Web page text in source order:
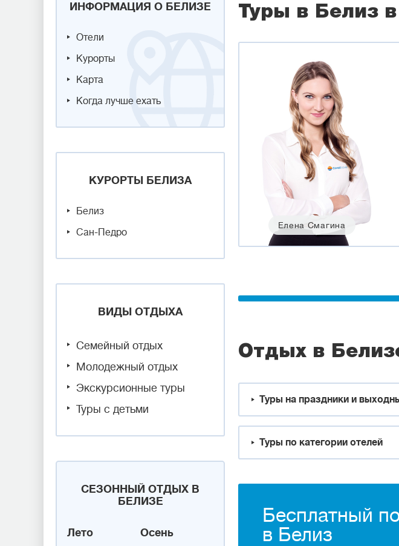
ИНФОРМАЦИЯ О БЕЛИЗЕ
Отели
Курорты
Карта
Когда лучше ехать
КУРОРТЫ БЕЛИЗА
Белиз
Сан-Педро
ВИДЫ ОТДЫХА
Семейный отдых
Молодежный отдых
Экскурсионные туры
Туры с детьми
СЕЗОННЫЙ ОТДЫХ В
БЕЛИЗЕ
Лето Осень
Туры в Белиз
Елена Смагина
Отдых в
Туры на праздники и
Туры по категории отелей
Бесплатный
в Белиз